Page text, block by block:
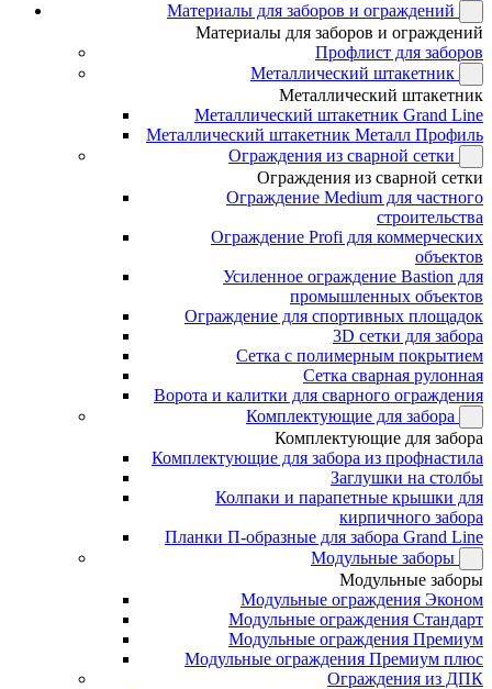
Материалы для заборов и ограждений
Материалы для заборов и ограждений
Профлист для заборов
Металлический штакетник
Металлический штакетник
Металлический штакетник Grand Line
Металлический штакетник Металл Профиль
Ограждения из сварной сетки
Ограждения из сварной сетки
Ограждение Medium для частного
строительства
Ограждение Profi для коммерческих
объектов
Усиленное ограждение Bastion для
промышленных объектов
Ограждение для спортивных площадок
3D сетки для забора
Сетка с полимерным покрытием
Сетка сварная рулонная
Ворота и калитки для сварного ограждения
Комплектующие для забора
Комплектующие для забора
Комплектующие для забора из профнастила
Заглушки на столбы
Колпаки и парапетные крышки для
кирпичного забора
Планки П-образные для забора Grand Line
Модульные заборы
Модульные заборы
Модульные ограждения Эконом
Модульные ограждения Стандарт
Модульные ограждения Премиум
Модульные ограждения Премиум плюс
Ограждения из ДПК